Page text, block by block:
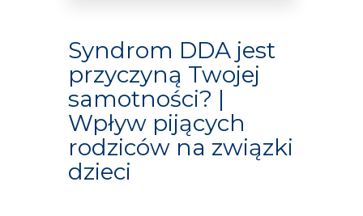
Syndrom DDA jest
przyczyną Twojej
samotności? |
Wpływ pijących
rodziców na związki
dzieci